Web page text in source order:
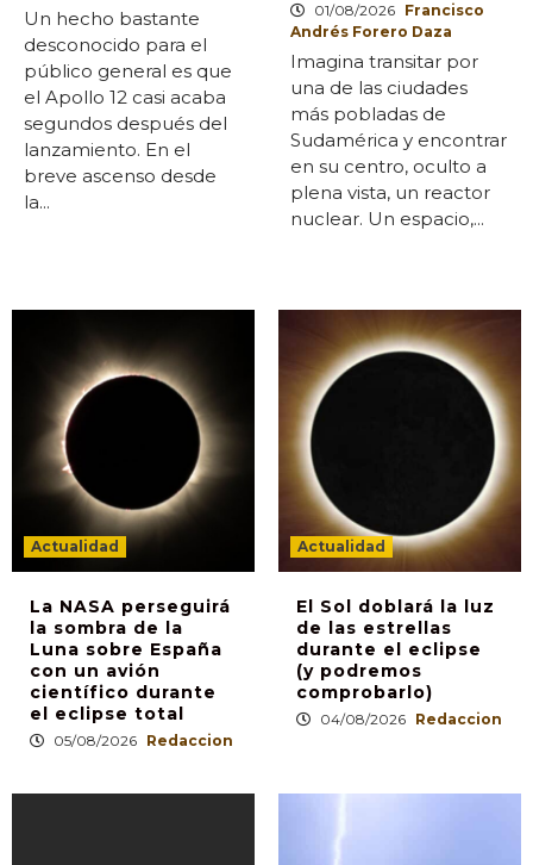
Un hecho bastante
desconocido para el
público general es que
el Apollo 12 casi acaba
segundos después del
lanzamiento. En el
breve ascenso desde
la...
01/08/2026 Francisco
Andrés Forero Daza
Imagina transitar por
una de las ciudades
más pobladas de
Sudamérica y encontrar
en su centro, oculto a
plena vista, un reactor
nuclear. Un espacio,...
Actualidad
La NASA perseguirá
la sombra de la
Luna sobre España
con un avión
científico durante
el eclipse total
05/08/2026 Redaccion
Actualidad
El Sol doblará la luz
de las estrellas
durante el eclipse
(y podremos
comprobarlo)
04/08/2026 Redaccion